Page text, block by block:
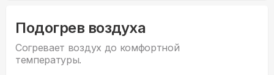
Подогрев воздуха
Согревает воздух до комфортной
температуры.